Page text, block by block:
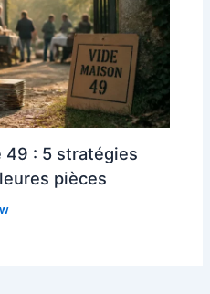
49 : 5 stratégies
pièces